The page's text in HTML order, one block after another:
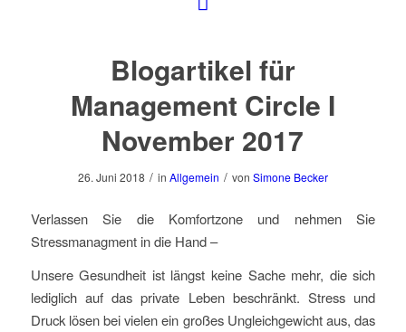
Blogartikel für
Management Circle I
November 2017
26. Juni 2018 / in Allgemein / von Simone Becker
Verlassen Sie die Komfortzone und nehmen Sie
Stressmanagment in die Hand –
Unsere Gesundheit ist längst keine Sache mehr, die sich
lediglich auf das private Leben beschränkt. Stress und
Druck lösen bei vielen ein großes Ungleichgewicht aus, das